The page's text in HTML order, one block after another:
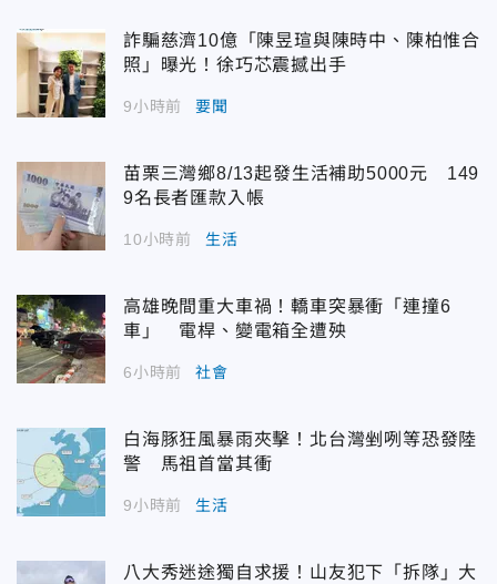
詐騙慈濟10億「陳昱瑄與陳時中、陳柏惟合
照」曝光！徐巧芯震撼出手
9小時前 要聞
苗栗三灣鄉8/13起發生活補助5000元 149
9名長者匯款入帳
10小時前 生活
高雄晚間重大車禍！轎車突暴衝「連撞6
車」 電桿、變電箱全遭殃
6小時前 社會
白海豚狂風暴雨夾擊！北台灣剉咧等恐發陸
警 馬祖首當其衝
9小時前 生活
八大秀迷途獨自求援！山友犯下「拆隊」大